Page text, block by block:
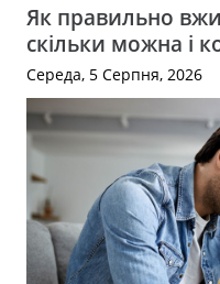
Як правильно
скільки можна і
Середа, 5 Серпня, 2026